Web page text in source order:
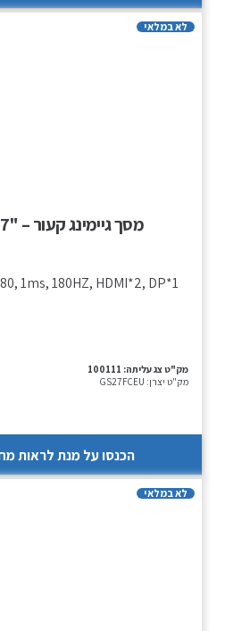
לא במלאי
1ms, 180HZ, HDMI*2, DP*1
מק"ט צג עליתה: 100111
מק"ט יצרן: GS27FCEU
הכנסו על מנת לראות
לא במלאי